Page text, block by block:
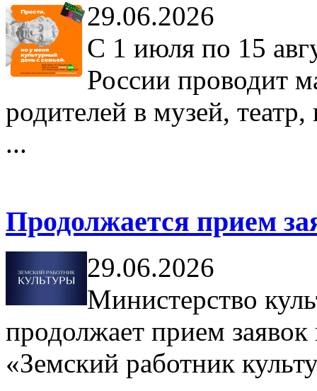
29.06.2026
С 1 июля по 15
России проводит
родителей в музей,
...
Продолжается прием
29.06.2026
Министерство
продолжает прием
«Земский работник